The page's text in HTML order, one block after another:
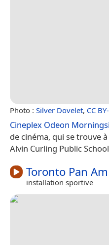
Photo : Silver Dovelet, CC
Cineplex Odeon
de cinéma, qui se trouve
Alvin Curling Public
Toronto Pan
installation sportive